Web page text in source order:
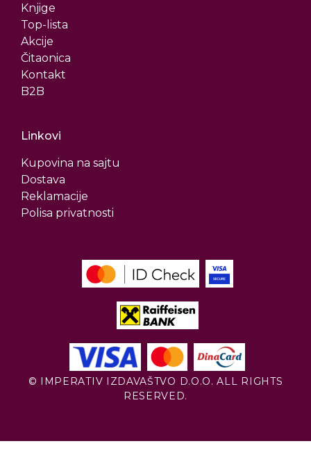
Knjige
Top-lista
Akcije
Čitaonica
Kontakt
B2B
Linkovi
Kupovina na sajtu
Dostava
Reklamacije
Polisa privatnosti
© IMPERATIV IZDAVAŠTVO D.O.O. ALL RIGHTS
RESERVED.